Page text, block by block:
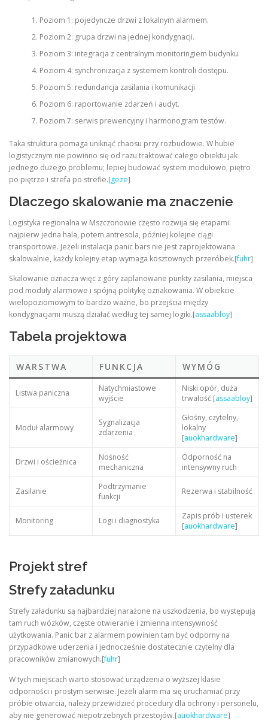
Poziom 1: pojedyncze drzwi z lokalnym alarmem.
Poziom 2: grupa drzwi na jednej kondygnacji.
Poziom 3: integracja z centralnym monitoringiem budynku.
Poziom 4: synchronizacja z systemem kontroli dostępu.
Poziom 5: redundancja zasilania i komunikacji.
Poziom 6: raportowanie zdarzeń i audyt.
Poziom 7: serwis prewencyjny i harmonogram testów.
Taka struktura pomaga uniknąć chaosu przy rozbudowie. W hubie
logistycznym nie powinno się od razu traktować całego obiektu jak
jednego dużego problemu; lepiej budować system modułowo, piętro
po piętrze i strefa po strefie.[geze]
Dlaczego skalowanie ma znaczenie
Logistyka regionalna w Mszczonowie często rozwija się etapami:
najpierw jedna hala, potem antresola, później kolejne ciągi
transportowe. Jeżeli instalacja panic bars nie jest zaprojektowana
skalowalnie, każdy kolejny etap wymaga kosztownych przeróbek.[fuhr]
Skalowanie oznacza więc z góry zaplanowane punkty zasilania, miejsca
pod moduły alarmowe i spójną politykę oznakowania. W obiekcie
wielopoziomowym to bardzo ważne, bo przejścia między
kondygnacjami muszą działać według tej samej logiki.[assaabloy]
Tabela projektowa
WARSTWA FUNKCJA WYMÓG
Listwa paniczna
Natychmiastowe
wyjście
Niski opór, duża
trwałość [assaabloy]
Moduł alarmowy
Sygnalizacja
zdarzenia
Głośny, czytelny,
lokalny
[auokhardware]
Drzwi i ościeżnica
Nośność
mechaniczna
Odporność na
intensywny ruch
Zasilanie
Podtrzymanie
funkcji
Rezerwa i stabilność
Monitoring Logi i diagnostyka
Zapis prób i usterek
[auokhardware]
Projekt stref
Strefy załadunku
Strefy załadunku są najbardziej narażone na uszkodzenia, bo występują
tam ruch wózków, częste otwieranie i zmienna intensywność
użytkowania. Panic bar z alarmem powinien tam być odporny na
przypadkowe uderzenia i jednocześnie dostatecznie czytelny dla
pracowników zmianowych.[fuhr]
W tych miejscach warto stosować urządzenia o wyższej klasie
odporności i prostym serwisie. Jeżeli alarm ma się uruchamiać przy
próbie otwarcia, należy przewidzieć procedury dla ochrony i personelu,
aby nie generować niepotrzebnych przestojów.[auokhardware]